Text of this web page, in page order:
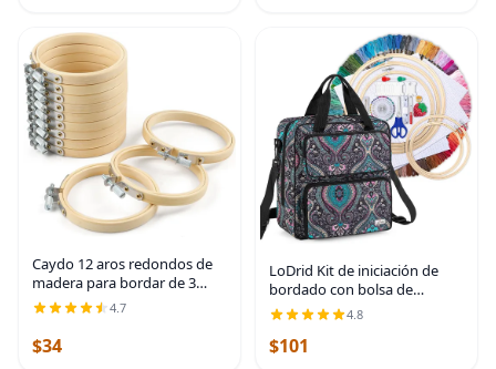
Caydo 12 aros redondos de
madera para bordar de 3
pulgadas | Anillo de aro
ajustable de punto de cruz
circular a granel para
adornos del hogar,
4.7
$34
LoDrid Kit de iniciación de
bordado con bolsa de
almacenamiento, kits de
punto de cruz, herramientas
con estuche para
4.8
$101